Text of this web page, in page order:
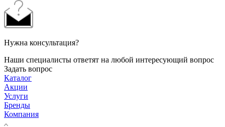
Нужна консультация?
Наши специалисты ответят на любой интересующий вопрос
Задать вопрос
Каталог
Акции
Услуги
Бренды
Компания